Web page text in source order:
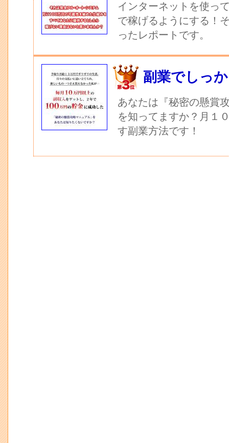
インターネットを使っ
で稼げるようにする！
ったレポートです。
副業でしっ
あなたは『秘密の懸賞
を知ってますか？月１
す副業方法です！